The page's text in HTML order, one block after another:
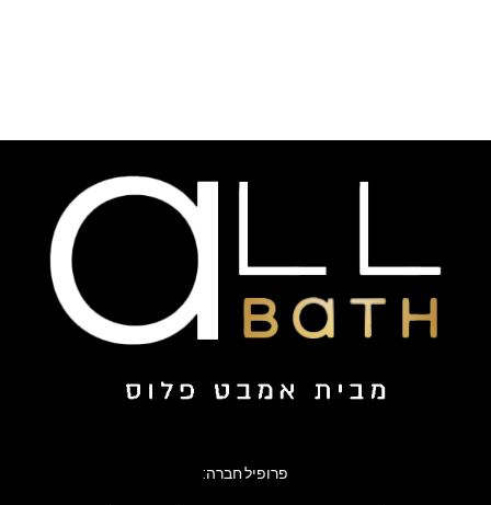
פרופיל חברה: